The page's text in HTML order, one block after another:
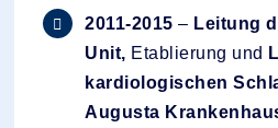
2011-2015 – Leitung
Unit, Etablierung und
kardiologischen
Augusta